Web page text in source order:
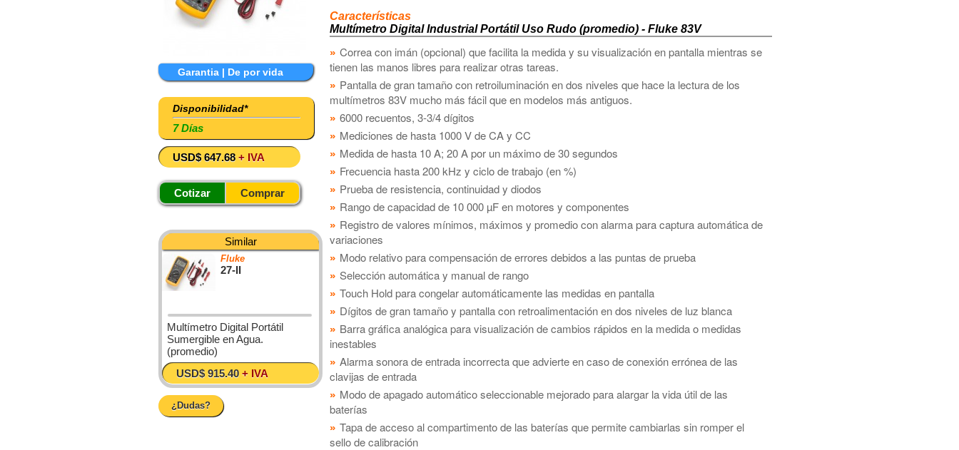
Garantia | De por vida
Disponibilidad*
7 Días
USD$ 647.68 + IVA
Cotizar Comprar
Similar
Fluke
27-II
Multímetro Digital Portátil
Sumergible en Agua.
(promedio)
USD$ 915.40 + IVA
¿Dudas?
Características
Multímetro Digital Industrial Portátil Uso Rudo (promedio) - Fluke 83V
Correa con imán (opcional) que facilita la medida y su visualización en pantalla mientras se
tienen las manos libres para realizar otras tareas.
Pantalla de gran tamaño con retroiluminación en dos niveles que hace la lectura de los
multímetros 83V mucho más fácil que en modelos más antiguos.
6000 recuentos, 3-3/4 dígitos
Mediciones de hasta 1000 V de CA y CC
Medida de hasta 10 A; 20 A por un máximo de 30 segundos
Frecuencia hasta 200 kHz y ciclo de trabajo (en %)
Prueba de resistencia, continuidad y diodos
Rango de capacidad de 10 000 µF en motores y componentes
Registro de valores mínimos, máximos y promedio con alarma para captura automática de
variaciones
Modo relativo para compensación de errores debidos a las puntas de prueba
Selección automática y manual de rango
Touch Hold para congelar automáticamente las medidas en pantalla
Dígitos de gran tamaño y pantalla con retroalimentación en dos niveles de luz blanca
Barra gráfica analógica para visualización de cambios rápidos en la medida o medidas
inestables
Alarma sonora de entrada incorrecta que advierte en caso de conexión errónea de las
clavijas de entrada
Modo de apagado automático seleccionable mejorado para alargar la vida útil de las
baterías
Tapa de acceso al compartimento de las baterías que permite cambiarlas sin romper el
sello de calibración